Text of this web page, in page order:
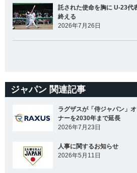
託された使命を胸に U-23代
終える
2026年7月26日
ジャパン 関連記事
ラグザスが「侍ジャパン」
ナーを2030年まで延長
2026年7月23日
人事に関するお知らせ
2026年5月11日